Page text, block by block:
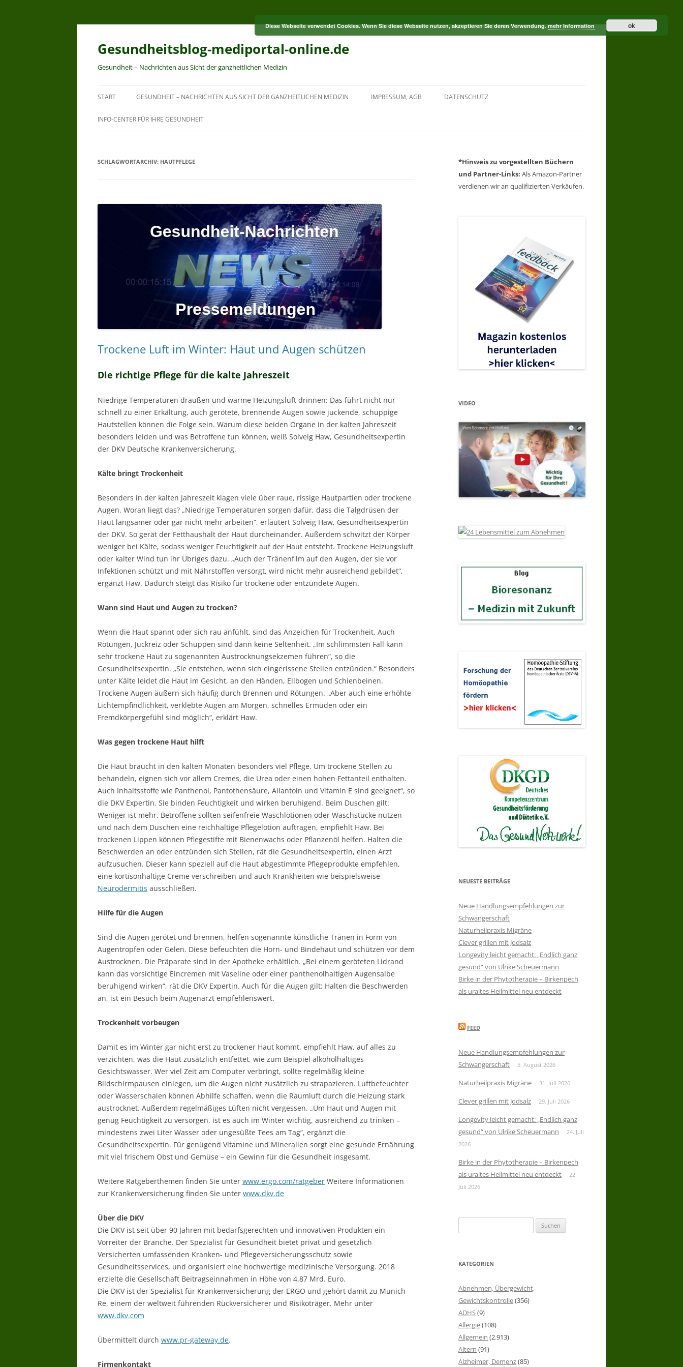
Zum
Gesundheitsblog-mediportal-online.de
Gesundheit – Nachrichten aus Sicht der ganzheitlichen Medizin
START GESUNDHEIT – NACHRICHTEN AUS SICHT DER GANZHEITLICHEN MEDIZIN IMPRESSUM, AGB DATENSCHUTZ
INFO-CENTER FÜR IHRE GESUNDHEIT
SCHLAGWORTARCHIV: HAUTPFLEGE
Trockene Luft im Winter: Haut und Augen schützen
Die richtige Pflege für die kalte Jahreszeit
Niedrige Temperaturen draußen und warme Heizungsluft drinnen: Das führt nicht nur
schnell zu einer Erkältung, auch gerötete, brennende Augen sowie juckende, schuppige
Hautstellen können die Folge sein. Warum diese beiden Organe in der kalten Jahreszeit
besonders leiden und was Betroffene tun können, weiß Solveig Haw, Gesundheitsexpertin
der DKV Deutsche Krankenversicherung.
Kälte bringt Trockenheit
Besonders in der kalten Jahreszeit klagen viele über raue, rissige Hautpartien oder trockene
Augen. Woran liegt das? „Niedrige Temperaturen sorgen dafür, dass die Talgdrüsen der
Haut langsamer oder gar nicht mehr arbeiten“, erläutert Solveig Haw, Gesundheitsexpertin
der DKV. So gerät der Fetthaushalt der Haut durcheinander. Außerdem schwitzt der Körper
weniger bei Kälte, sodass weniger Feuchtigkeit auf der Haut entsteht. Trockene Heizungsluft
oder kalter Wind tun ihr Übriges dazu. „Auch der Tränenfilm auf den Augen, der sie vor
Infektionen schützt und mit Nährstoffen versorgt, wird nicht mehr ausreichend gebildet“,
ergänzt Haw. Dadurch steigt das Risiko für trockene oder entzündete Augen.
Wann sind Haut und Augen zu trocken?
Wenn die Haut spannt oder sich rau anfühlt, sind das Anzeichen für Trockenheit. Auch
Rötungen, Juckreiz oder Schuppen sind dann keine Seltenheit. „Im schlimmsten Fall kann
sehr trockene Haut zu sogenannten Austrocknungsekzemen führen“, so die
Gesundheitsexpertin. „Sie entstehen, wenn sich eingerissene Stellen entzünden.“ Besonders
unter Kälte leidet die Haut im Gesicht, an den Händen, Ellbogen und Schienbeinen.
Trockene Augen äußern sich häufig durch Brennen und Rötungen. „Aber auch eine erhöhte
Lichtempfindlichkeit, verklebte Augen am Morgen, schnelles Ermüden oder ein
Fremdkörpergefühl sind möglich“, erklärt Haw.
Was gegen trockene Haut hilft
Die Haut braucht in den kalten Monaten besonders viel Pflege. Um trockene Stellen zu
behandeln, eignen sich vor allem Cremes, die Urea oder einen hohen Fettanteil enthalten.
Auch Inhaltsstoffe wie Panthenol, Pantothensäure, Allantoin und Vitamin E sind geeignet“, so
die DKV Expertin. Sie binden Feuchtigkeit und wirken beruhigend. Beim Duschen gilt:
Weniger ist mehr. Betroffene sollten seifenfreie Waschlotionen oder Waschstücke nutzen
und nach dem Duschen eine reichhaltige Pflegelotion auftragen, empfiehlt Haw. Bei
trockenen Lippen können Pflegestifte mit Bienenwachs oder Pflanzenöl helfen. Halten die
Beschwerden an oder entzünden sich Stellen, rät die Gesundheitsexpertin, einen Arzt
aufzusuchen. Dieser kann speziell auf die Haut abgestimmte Pflegeprodukte empfehlen,
eine kortisonhaltige Creme verschreiben und auch Krankheiten wie beispielsweise
Neurodermitis ausschließen.
Hilfe für die Augen
Sind die Augen gerötet und brennen, helfen sogenannte künstliche Tränen in Form von
Augentropfen oder Gelen. Diese befeuchten die Horn- und Bindehaut und schützen vor dem
Austrocknen. Die Präparate sind in der Apotheke erhältlich. „Bei einem geröteten Lidrand
kann das vorsichtige Eincremen mit Vaseline oder einer panthenolhaltigen Augensalbe
beruhigend wirken“, rät die DKV Expertin. Auch für die Augen gilt: Halten die Beschwerden
an, ist ein Besuch beim Augenarzt empfehlenswert.
Trockenheit vorbeugen
Damit es im Winter gar nicht erst zu trockener Haut kommt, empfiehlt Haw, auf alles zu
verzichten, was die Haut zusätzlich entfettet, wie zum Beispiel alkoholhaltiges
Gesichtswasser. Wer viel Zeit am Computer verbringt, sollte regelmäßig kleine
Bildschirmpausen einlegen, um die Augen nicht zusätzlich zu strapazieren. Luftbefeuchter
oder Wasserschalen können Abhilfe schaffen, wenn die Raumluft durch die Heizung stark
austrocknet. Außerdem regelmäßiges Lüften nicht vergessen. „Um Haut und Augen mit
genug Feuchtigkeit zu versorgen, ist es auch im Winter wichtig, ausreichend zu trinken –
mindestens zwei Liter Wasser oder ungesüßte Tees am Tag“, ergänzt die
Gesundheitsexpertin. Für genügend Vitamine und Mineralien sorgt eine gesunde Ernährung
mit viel frischem Obst und Gemüse – ein Gewinn für die Gesundheit insgesamt.
Weitere Ratgeberthemen finden Sie unter www.ergo.com/ratgeber Weitere Informationen
zur Krankenversicherung finden Sie unter www.dkv.de
Über die DKV
Die DKV ist seit über 90 Jahren mit bedarfsgerechten und innovativen Produkten ein
Vorreiter der Branche. Der Spezialist für Gesundheit bietet privat und gesetzlich
Versicherten umfassenden Kranken- und Pflegeversicherungsschutz sowie
Gesundheitsservices, und organisiert eine hochwertige medizinische Versorgung. 2018
erzielte die Gesellschaft Beitragseinnahmen in Höhe von 4,87 Mrd. Euro.
Die DKV ist der Spezialist für Krankenversicherung der ERGO und gehört damit zu Munich
Re, einem der weltweit führenden Rückversicherer und Risikoträger. Mehr unter
www.dkv.com
Übermittelt durch www.pr-gateway.de.
Firmenkontakt
*Hinweis zu vorgestellten Büchern
und Partner-Links: Als Amazon-Partner
verdienen wir an qualifizierten Verkäufen.
VIDEO
NEUESTE BEITRÄGE
Neue Handlungsempfehlungen zur
Schwangerschaft
Naturheilpraxis Migräne
Clever grillen mit Jodsalz
Longevity leicht gemacht: „Endlich ganz
gesund“ von Ulrike Scheuermann
Birke in der Phytotherapie – Birkenpech
als uraltes Heilmittel neu entdeckt
FEED
Neue Handlungsempfehlungen zur
Schwangerschaft
5. August 2026
Naturheilpraxis Migräne 31. Juli 2026
Clever grillen mit Jodsalz 29. Juli 2026
Longevity leicht gemacht: „Endlich ganz
gesund“ von Ulrike Scheuermann
24. Juli
2026
Birke in der Phytotherapie – Birkenpech
als uraltes Heilmittel neu entdeckt
22.
Juli 2026
nach:
KATEGORIEN
Abnehmen, Übergewicht,
Gewichtskontrolle(356)
ADHS(9)
Allergie(108)
Allgemein (2.913)
Altern (91)
Alzheimer, Demenz(85)
Diese Webseite verwendet Cookies. Wenn Sie diese Webseite nutzen, akzeptieren Sie deren Verwendung.mehr Information ok